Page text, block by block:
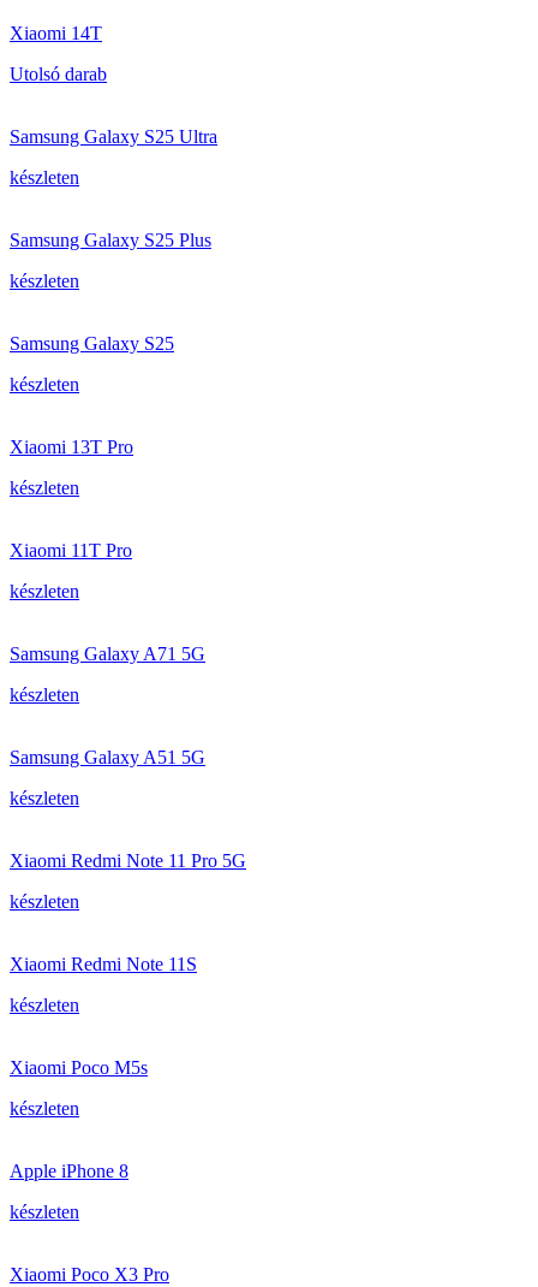
Xiaomi 14T
Utolsó darab
Samsung Galaxy S25 Ultra
készleten
Samsung Galaxy S25 Plus
készleten
Samsung Galaxy S25
készleten
Xiaomi 13T Pro
készleten
Xiaomi 11T Pro
készleten
Samsung Galaxy A71 5G
készleten
Samsung Galaxy A51 5G
készleten
Xiaomi Redmi Note 11 Pro 5G
készleten
Xiaomi Redmi Note 11S
készleten
Xiaomi Poco M5s
készleten
Apple iPhone 8
készleten
Xiaomi Poco X3 Pro